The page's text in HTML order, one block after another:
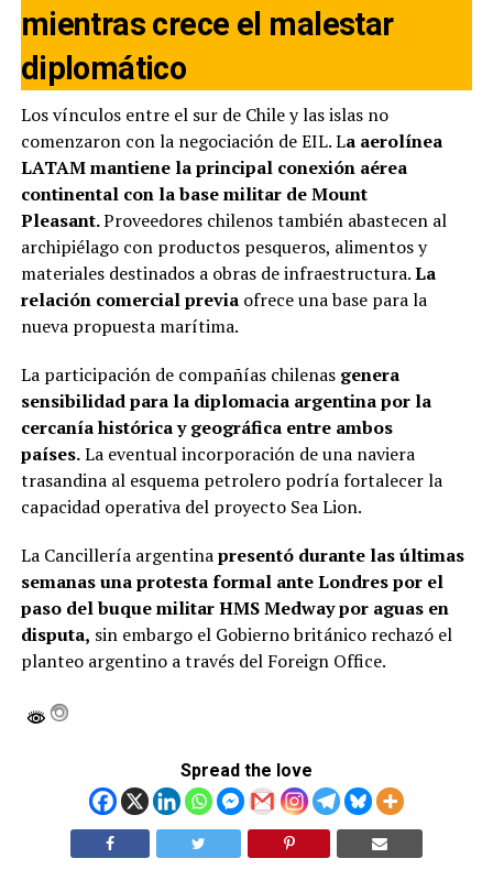
mientras crece el malestar
diplomático
Los vínculos entre el sur de Chile y las islas no
comenzaron con la negociación de EIL. La aerolínea
LATAM mantiene la principal conexión aérea
continental con la base militar de Mount
Pleasant.Proveedores chilenos también abastecen al
archipiélago con productos pesqueros, alimentos y
materiales destinados a obras de infraestructura.La
relación comercial previaofrece una base para la
nueva propuesta marítima.
La participación de compañías chilenasgenera
sensibilidad para la diplomacia argentina por la
cercanía histórica y geográfica entre ambos
países.La eventual incorporación de una naviera
trasandina al esquema petrolero podría fortalecer la
capacidad operativa del proyecto Sea Lion.
La Cancillería argentinapresentó durante las últimas
semanas una protesta formal ante Londres por el
paso del buque militar HMS Medway por aguas en
disputa, sin embargo el Gobierno británico rechazó el
planteo argentino a través del Foreign Office.
Spread the love